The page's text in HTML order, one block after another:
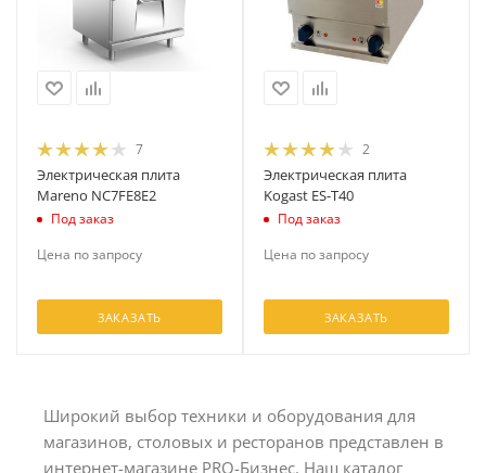
7
Электрическая плита
Mareno NC7FE8E2
Под заказ
Цена по запросу
ЗАКАЗАТЬ
2
Электрическая плита
Kogast ES-T40
Под заказ
Цена по запросу
ЗАКАЗАТЬ
Широкий выбор техники и оборудования для
магазинов, столовых и ресторанов представлен в
интернет-магазине PRO-Бизнес. Наш каталог